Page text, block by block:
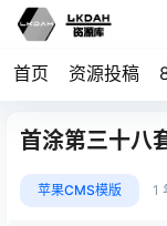
首页 资源投稿
首涂第三十八
苹果CMS模版 1